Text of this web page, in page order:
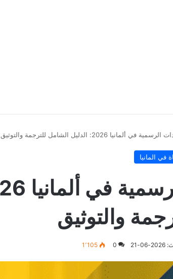
2026: الدليل الشامل للترجمة والتوثيق
في المانيا
والتوثيق
21
0 1٬105